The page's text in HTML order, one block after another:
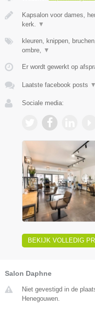
Kapsalon voor dames,
kerk.
▼
kleuren, knippen,
ombre,
▼
Er wordt gewerkt op
Laatste facebook posts ▼
Sociale media:
BEKIJK VOLLEDIG
Salon Daphne
Niet gevestigd in de
Henegouwen.